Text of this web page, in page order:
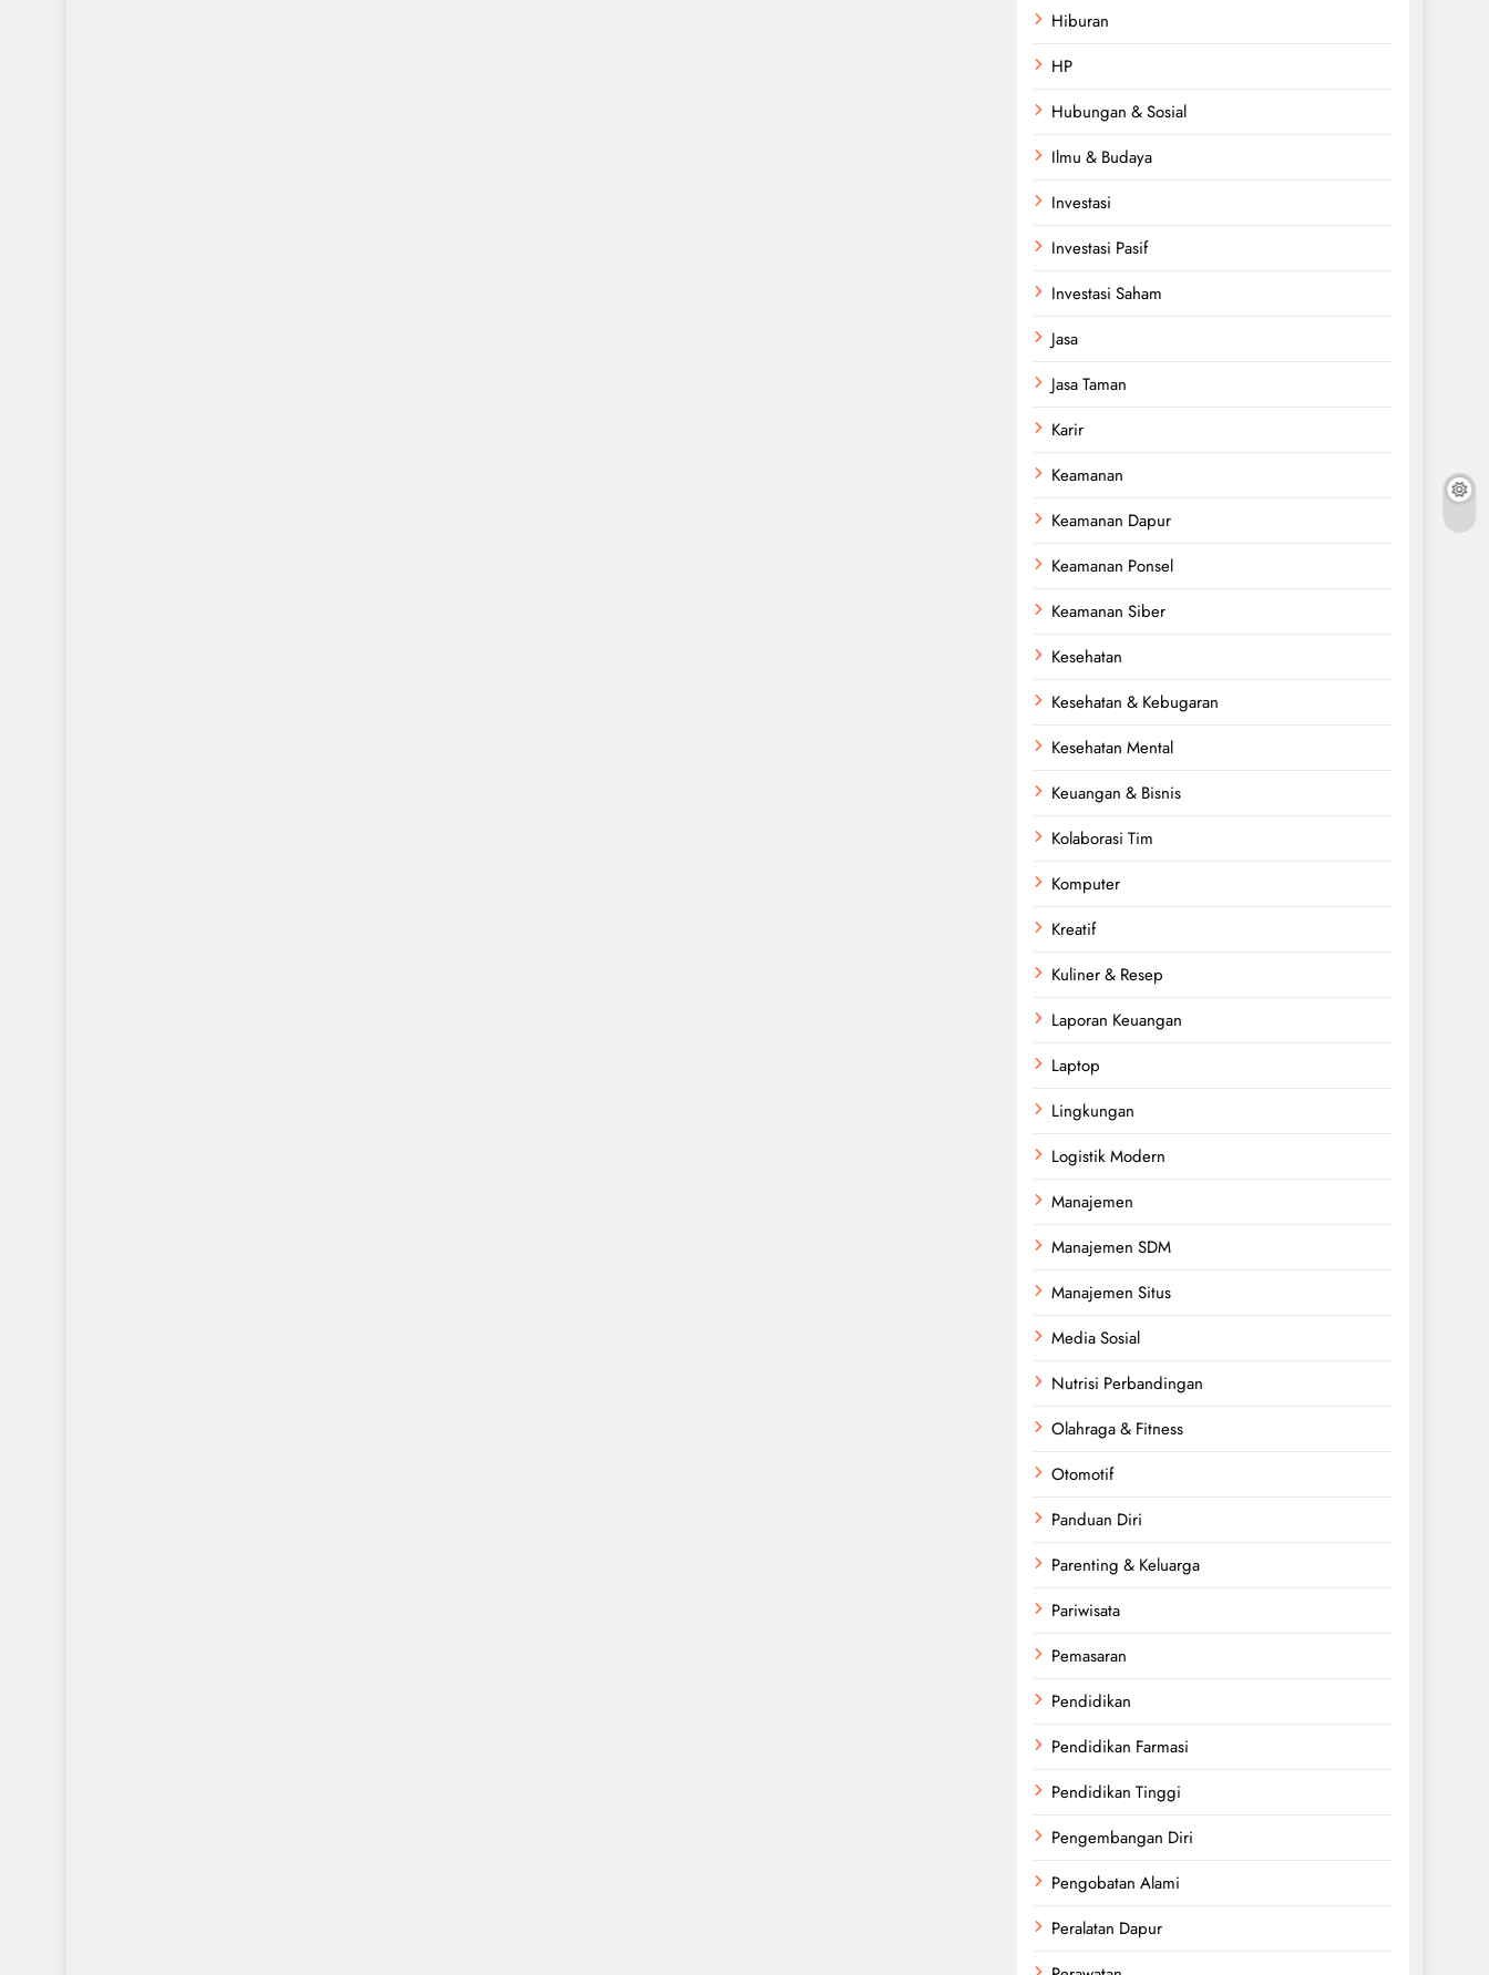
Hiburan
HP
Hubungan & Sosial
Ilmu & Budaya
Investasi
Investasi Pasif
Investasi Saham
Jasa
Jasa Taman
Karir
Keamanan
Keamanan Dapur
Keamanan Ponsel
Keamanan Siber
Kesehatan
Kesehatan & Kebugaran
Kesehatan Mental
Keuangan & Bisnis
Kolaborasi Tim
Komputer
Kreatif
Kuliner & Resep
Laporan Keuangan
Laptop
Lingkungan
Logistik Modern
Manajemen
Manajemen SDM
Manajemen Situs
Media Sosial
Nutrisi Perbandingan
Olahraga & Fitness
Otomotif
Panduan Diri
Parenting & Keluarga
Pariwisata
Pemasaran
Pendidikan
Pendidikan Farmasi
Pendidikan Tinggi
Pengembangan Diri
Pengobatan Alami
Peralatan Dapur